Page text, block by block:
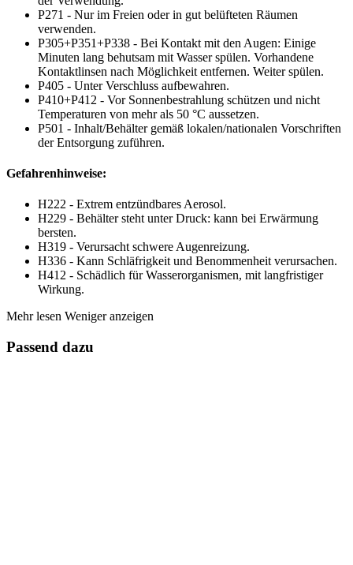
P271 - Nur im Freien oder in gut belüfteten Räumen
verwenden.
P305+P351+P338 - Bei Kontakt mit den Augen: Einige
Minuten lang behutsam mit Wasser spülen. Vorhandene
Kontaktlinsen nach Möglichkeit entfernen. Weiter spülen.
P405 - Unter Verschluss aufbewahren.
P410+P412 - Vor Sonnenbestrahlung schützen und nicht
Temperaturen von mehr als 50 °C aussetzen.
P501 - Inhalt/Behälter gemäß lokalen/nationalen Vorschriften
der Entsorgung zuführen.
Gefahrenhinweise:
H222 - Extrem entzündbares Aerosol.
H229 - Behälter steht unter Druck: kann bei Erwärmung
bersten.
H319 - Verursacht schwere Augenreizung.
H336 - Kann Schläfrigkeit und Benommenheit verursachen.
H412 - Schädlich für Wasserorganismen, mit langfristiger
Wirkung.
Mehr lesen Weniger anzeigen
Passend dazu